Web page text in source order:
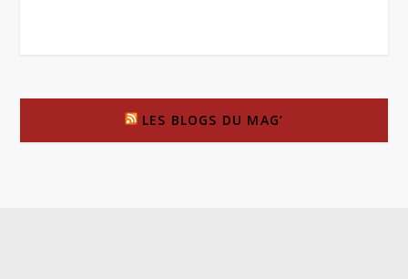
LES BLOGS DU MAG’